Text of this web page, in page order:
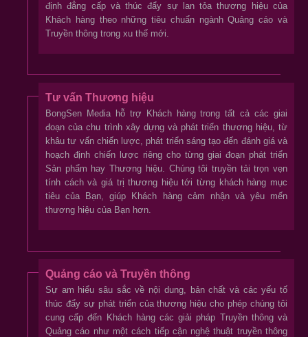
định đẳng cấp và thúc đẩy sự lan tỏa thương hiệu của
Khách hàng theo những tiêu chuẩn ngành Quảng cáo và
Truyền thông trong xu thế mới.
Tư vấn Thương hiệu
BongSen Media hỗ trợ Khách hàng trong tất cả các giai
đoạn của chu trình xây dựng và phát triển thương hiệu, từ
khâu tư vấn chiến lược, phát triển sáng tạo đến đánh giá và
hoạch định chiến lược riêng cho từng giai đoạn phát triển
Sản phẩm hay Thương hiệu. Chúng tôi truyền tải trọn vẹn
tính cách và giá trị thương hiệu tới từng khách hàng mục
tiêu của Bạn, giúp Khách hàng cảm nhận và yêu mến
thương hiệu của Bạn hơn.
Quảng cáo và Truyền thông
Sự am hiểu sâu sắc về nội dung, bản chất và các yếu tố
thúc đẩy sự phát triển của thương hiệu cho phép chúng tôi
cung cấp đến Khách hàng các giải pháp Truyền thông và
Quảng cáo như một cách tiếp cận nghệ thuật truyền thông